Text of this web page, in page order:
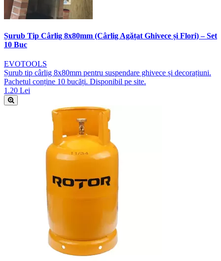
Șurub Tip Cârlig 8x80mm (Cârlig Agățat Ghivece și Flori) – Set
10 Buc
EVOTOOLS
Șurub tip cârlig 8x80mm pentru suspendare ghivece și decorațiuni.
Pachetul conține 10 bucăți. Disponibil pe site.
1.20 Lei